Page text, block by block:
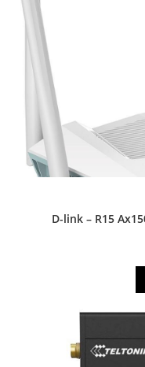
D-link – R15